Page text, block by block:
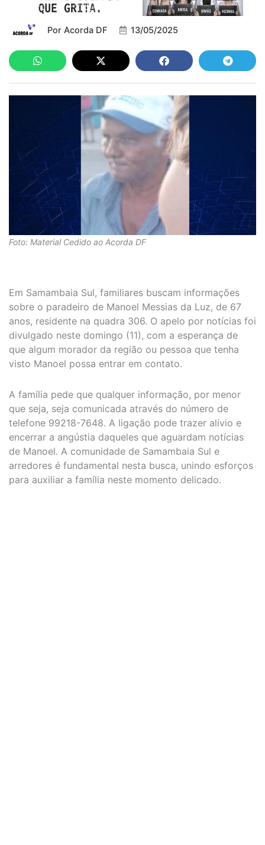
Por Acorda DF 13/05/2025
Foto: Material Cedido ao Acorda DF
Em Samambaia Sul, familiares buscam informações
sobre o paradeiro de Manoel Messias da Luz, de 67
anos, residente na quadra 306. O apelo por notícias foi
divulgado neste domingo (11), com a esperança de
que algum morador da região ou pessoa que tenha
visto Manoel possa entrar em contato.
A família pede que qualquer informação, por menor
que seja, seja comunicada através do número de
telefone 99218-7648. A ligação pode trazer alívio e
encerrar a angústia daqueles que aguardam notícias
de Manoel. A comunidade de Samambaia Sul e
arredores é fundamental nesta busca, unindo esforços
para auxiliar a família neste momento delicado.